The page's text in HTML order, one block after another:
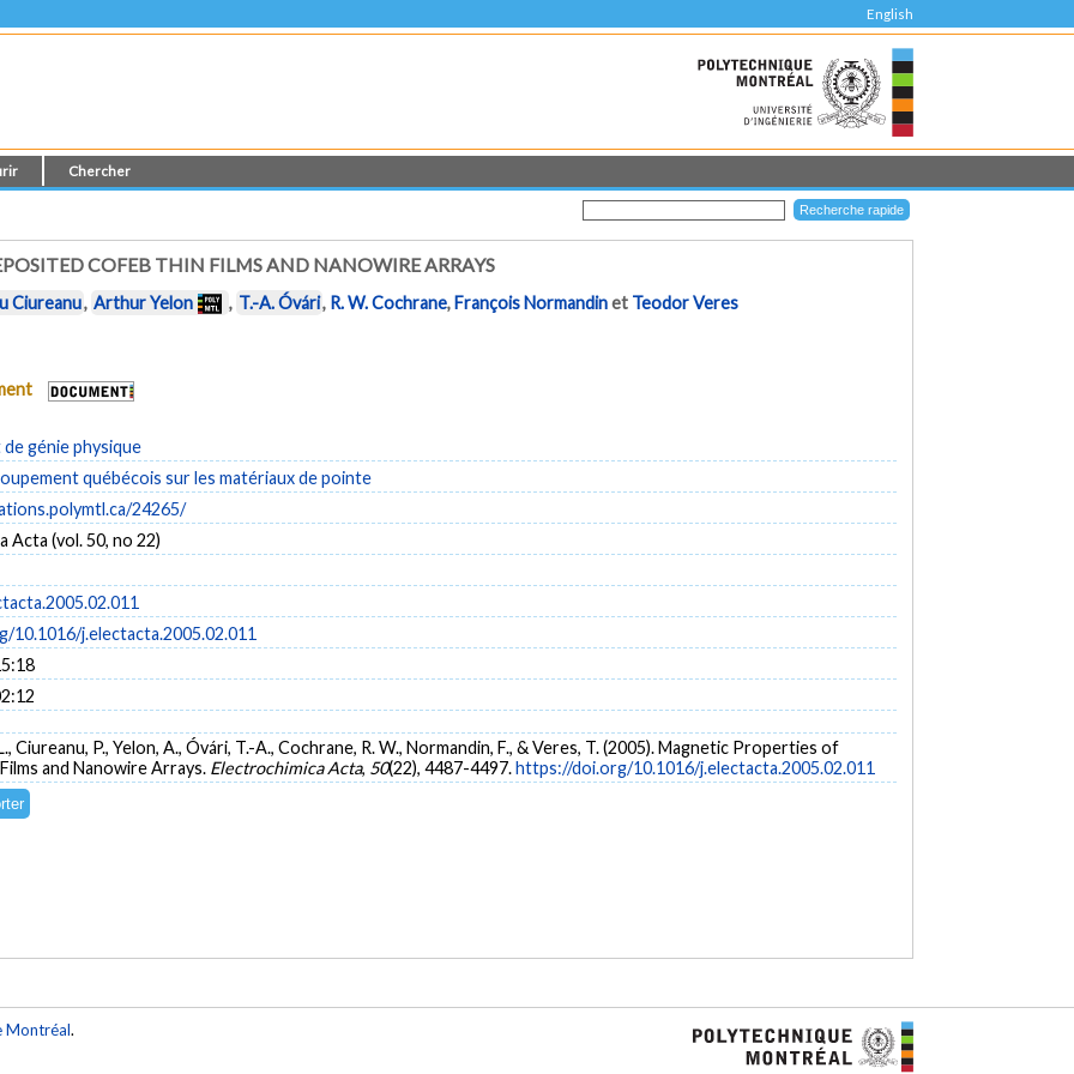
English
Chercher
COFEB THIN FILMS AND NANOWIRE ARRAYS
Ciureanu, Arthur Yelon , T.-A. Óvári, R. W. Cochrane,François Normandinet Teodor Veres
génie physique
québécois sur les matériaux de pointe
24265/
Acta (vol. 50, no 22)
10.1016/j.electacta.2005.02.011
Ciureanu, P., Yelon, A., Óvári, T.-A., Cochrane, R. W., Normandin, F., & Veres, T. (2005). Magnetic Properties of
and Nanowire Arrays. Electrochimica Acta, 50(22), 4487-4497.https://doi.org/10.1016/j.electacta.2005.02.011
Montréal.